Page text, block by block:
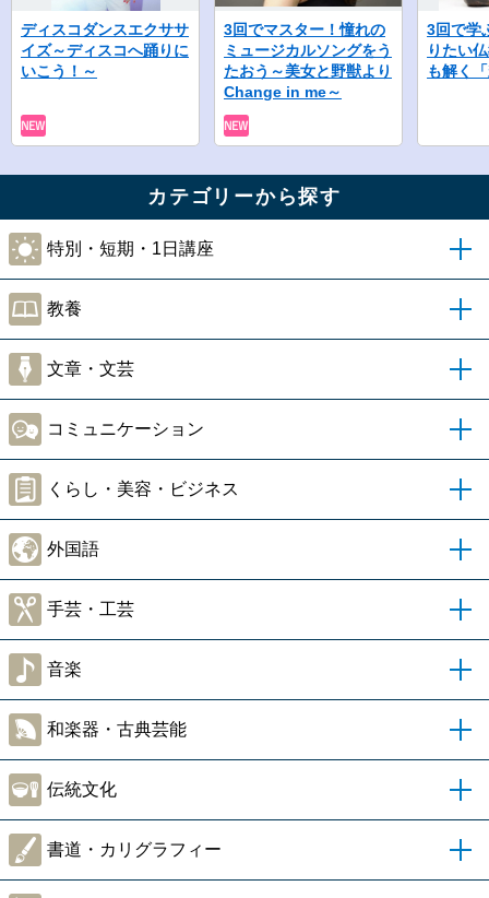
ディスコダンスエクササ
イズ～ディスコへ踊りに
いこう！～
3回でマスター！憧れの
ミュージカルソングをう
たおう～美女と野獣より
Change in me～
3回で
りたい
も解く
カテゴリーから探す
特別・短期・1日講座
教養
文章・文芸
コミュニケーション
くらし・美容・ビジネス
外国語
手芸・工芸
音楽
和楽器・古典芸能
伝統文化
書道・カリグラフィー